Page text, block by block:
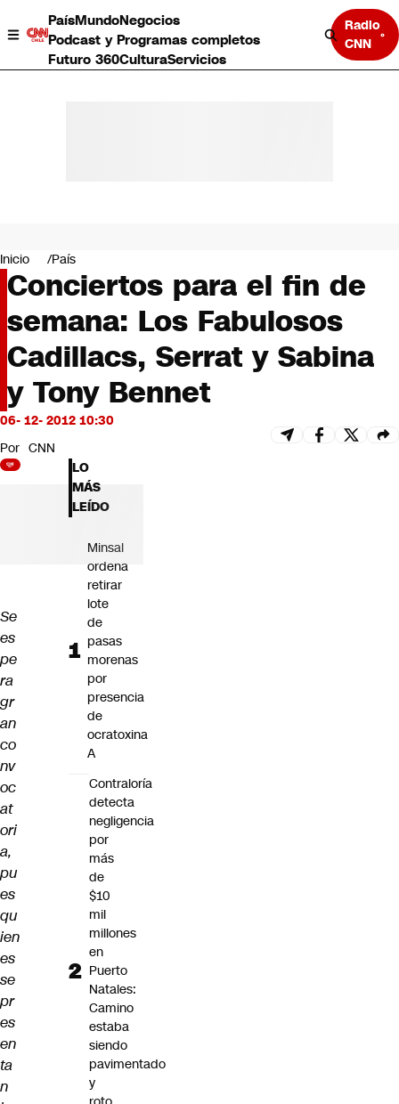
PaísMundoNegocios
Podcast y Programas completos
Futuro 360CulturaServicios
Radio
CNN
Negocios
Deportes
Programas completos
Cultura
Servicios
Bits
CNN tiempo
Futuro 360
Inicio País
Conciertos para el fin de
semana: Los Fabulosos
Cadillacs, Serrat y Sabina
y Tony Bennet
06- 12- 2012 10:30
Por CNN
Se
es
pe
ra
gr
an
co
nv
oc
at
ori
a,
pu
es
qu
ien
es
se
pr
es
en
ta
n
LO
MÁS
LEÍDO
Minsal
ordena
retirar
lote
de
pasas
morenas
por
presencia
de
ocratoxina
A
Contraloría
detecta
negligencia
por
más
de
$10
mil
millones
en
Puerto
Natales:
Camino
estaba
siendo
pavimentado
y